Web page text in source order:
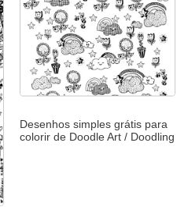
Desenhos simples grátis para
colorir de Doodle Art / Doodling